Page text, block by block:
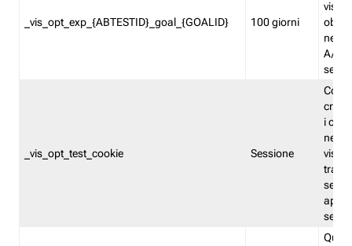
_vis_opt_exp_{ABTESTID}_goal_{GOALID} 100 giorni
nel
A/B.
_vis_opt_test_cookie Sessione
i
nel